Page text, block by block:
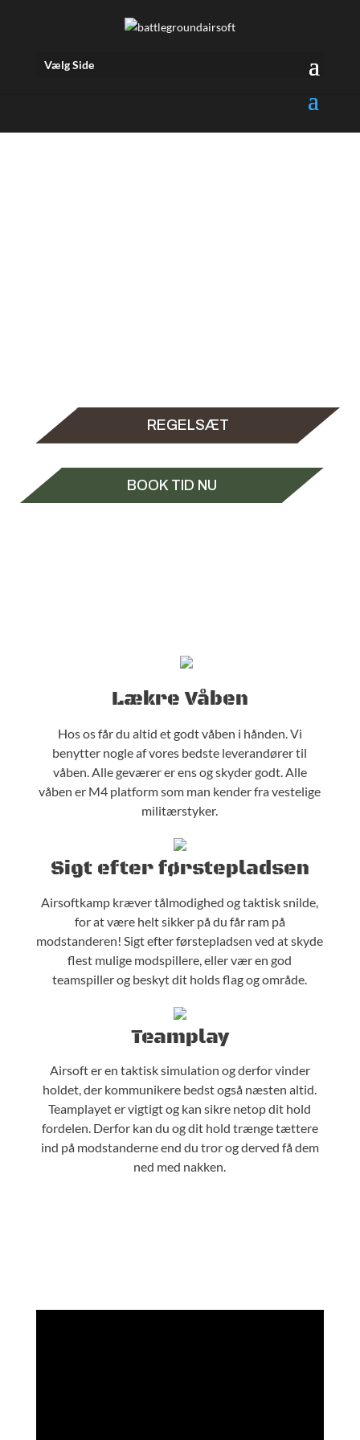
Vælg Side
REGELSÆT
BOOK TID NU
Lækre Våben
Hos os får du altid et godt våben i hånden. Vi
benytter nogle af vores bedste leverandører til
våben. Alle geværer er ens og skyder godt. Alle
våben er M4 platform som man kender fra vestelige
militærstyker.
Sigt efter førstepladsen
Airsoftkamp kræver tålmodighed og taktisk snilde,
for at være helt sikker på du får ram på
modstanderen! Sigt efter førstepladsen ved at skyde
flest mulige modspillere, eller vær en god
teamspiller og beskyt dit holds flag og område.
Teamplay
Airsoft er en taktisk simulation og derfor vinder
holdet, der kommunikere bedst også næsten altid.
Teamplayet er vigtigt og kan sikre netop dit hold
fordelen. Derfor kan du og dit hold trænge tættere
ind på modstanderne end du tror og derved få dem
ned med nakken.